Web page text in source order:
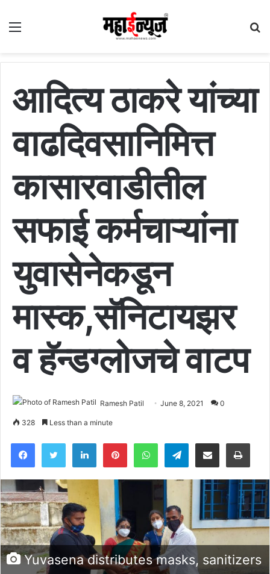
Menu
आदित्य ठाकरे यांच्या
वाढदिवसानिमित्त
कासारवाडीतील
सफाई कर्मचाऱ्यांना
युवासेनेकडून
मास्क,सॅनिटायझर
व हॅन्डग्लोजचे वाटप
Ramesh Patil June 8, 2021 0
328 Less than a minute
Facebook
TwitterLinkedInPinterestWhatsApp
Telegram
Share via Email
Yuvasena distributes masks, sanitizers